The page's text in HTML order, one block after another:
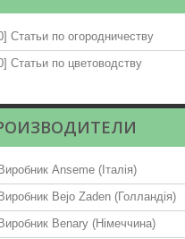
Статьи по огородничеству
Статьи по цветоводству
Виробник Anseme (Італія)
Виробник Bejo Zaden (Голландія)
Виробник Benary (Німеччина)